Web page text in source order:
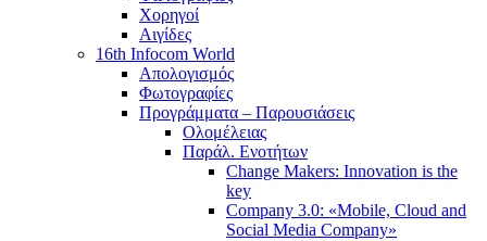
Χορηγοί
Αιγίδες
16th Infocom World
Απολογισμός
Φωτογραφίες
Προγράμματα – Παρουσιάσεις
Ολομέλειας
Παράλ. Ενοτήτων
Change Makers: Innovation is the
key
Company 3.0: «Mobile, Cloud and
Social Media Company»